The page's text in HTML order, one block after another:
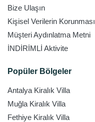
Bize Ulaşın
Kişisel Verilerin Korunması
Müşteri Aydınlatma Metni
İNDİRİMLİ Aktivite
Popüler Bölgeler
Antalya Kiralık Villa
Muğla Kiralık Villa
Fethiye Kiralık Villa